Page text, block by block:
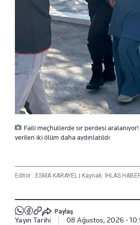
Faili meçhullerde sır perdesi
verilen iki ölüm daha aydınlatıldı
Editör : ESMA KARAYEL Kaynak: İHLAS
Paylaş
Yayın Tarihi 08 Ağustos, 2026 -